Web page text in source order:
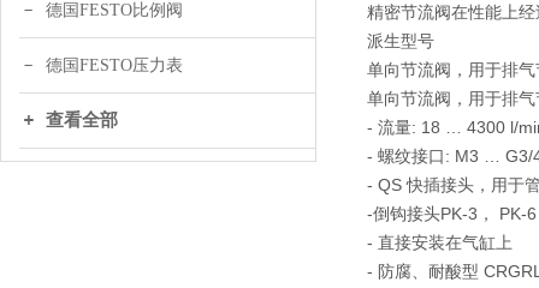
德国FESTO比例阀
德国FESTO压力表
查看全部
精密节流阀在性能上
派生型号
单向节流阀，用于排
单向节流阀，用于排
- 流量: 18 … 4300 l/
- 螺纹接口: M3 … G3/
- QS 快插接头，用于
-倒钩接头PK-3， PK-6
- 直接安装在气缸上
- 防腐、耐酸型